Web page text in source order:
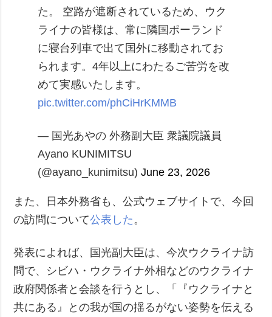
た。
空路が遮断されているため、ウク
ライナの皆様は、常に隣国ポーランド
に寝台列車で出て国外に移動されてお
られます。4年以上にわたるご苦労を改
めて実感いたします。
pic.twitter.com/phCiHrKMMB
— 国光あやの 外務副大臣 衆議院議員
Ayano KUNIMITSU
(@ayano_kunimitsu)June 23, 2026
また、日本外務省も、公式ウェブサイトで、今回
の訪問について公表した 。
発表によれば、国光副大臣は、今次ウクライナ訪
問で、シビハ・ウクライナ外相などのウクライナ
政府関係者と会談を行うとし、「『ウクライナと
共にある』との我が国の揺るがない姿勢を伝える